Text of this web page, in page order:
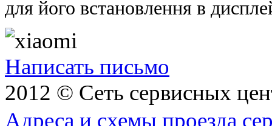
для його встановлення в
Написать письмо
2012 © Сеть сервисных
Адреса и схемы проезда